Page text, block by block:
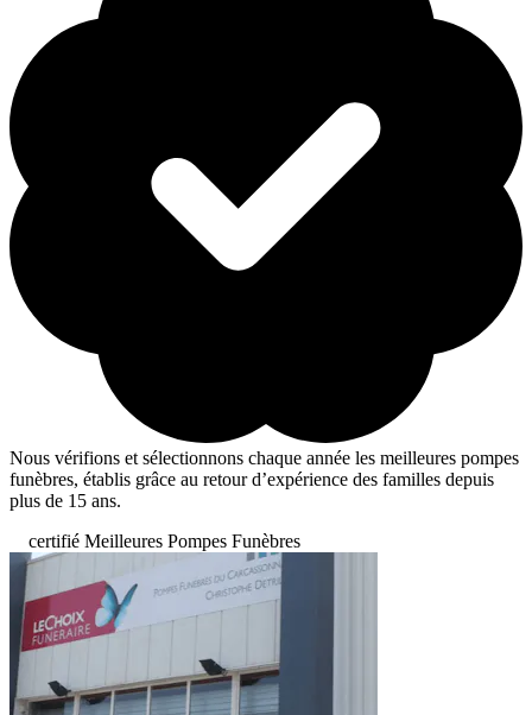
Nous vérifions et sélectionnons chaque année les meilleures pompes
funèbres, établis grâce au retour d’expérience des familles depuis
plus de 15 ans.
certifié Meilleures Pompes Funèbres